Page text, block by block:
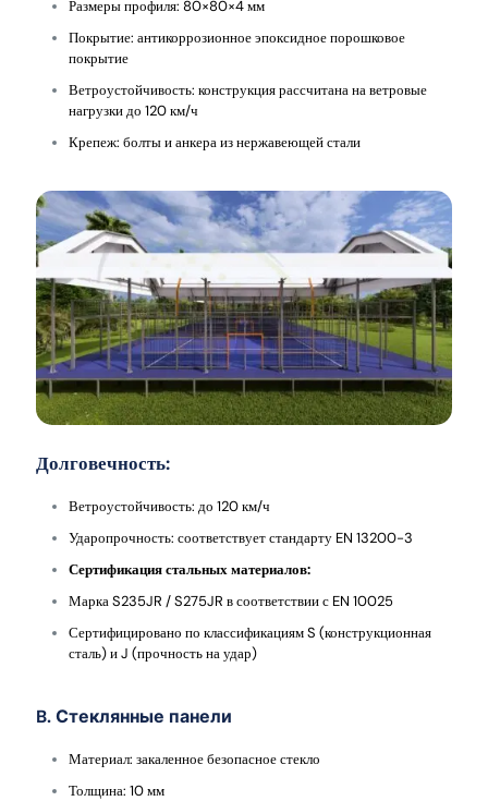
Размеры профиля: 80×80×4 мм
Покрытие: антикоррозионное эпоксидное порошковое
покрытие
Ветроустойчивость: конструкция рассчитана на ветровые
нагрузки до 120 км/ч
Крепеж: болты и анкера из нержавеющей стали
Долговечность:
Ветроустойчивость: до 120 км/ч
Ударопрочность: соответствует стандарту EN 13200-3
Сертификация стальных материалов:
Марка S235JR / S275JR в соответствии с EN 10025
Сертифицировано по классификациям S (конструкционная
сталь) и J (прочность на удар)
B. Стеклянные панели
Материал: закаленное безопасное стекло
Толщина: 10 мм